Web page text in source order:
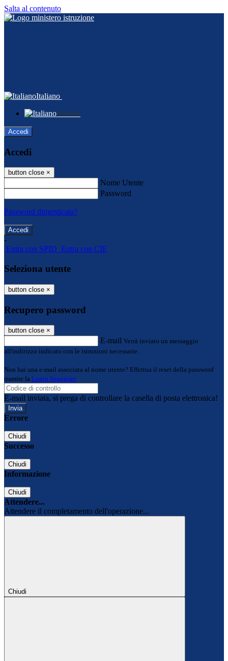
Salta al contenuto
Italiano
Italiano
Accedi
Accedi
button close ×
Nome Utente
Password
Password dimenticata?
-
Entra con SPID Entra con CIE
Seleziona utente
button close ×
Recupero password
button close ×
E-mail Verrà inviato un messaggio
all'indirizzo indicato con le istruzioni necessarie.
Non hai una e-mail associata al nome utente? Effettua il reset della password
tramite la Login Spaggiari
E-mail inviata, si prega di controllare la casella di posta elettronica!
Errore
Chiudi
Successo
Chiudi
Informazione
Chiudi
Attendere...
Attendere il completamento dell'operazione...
Chiudi